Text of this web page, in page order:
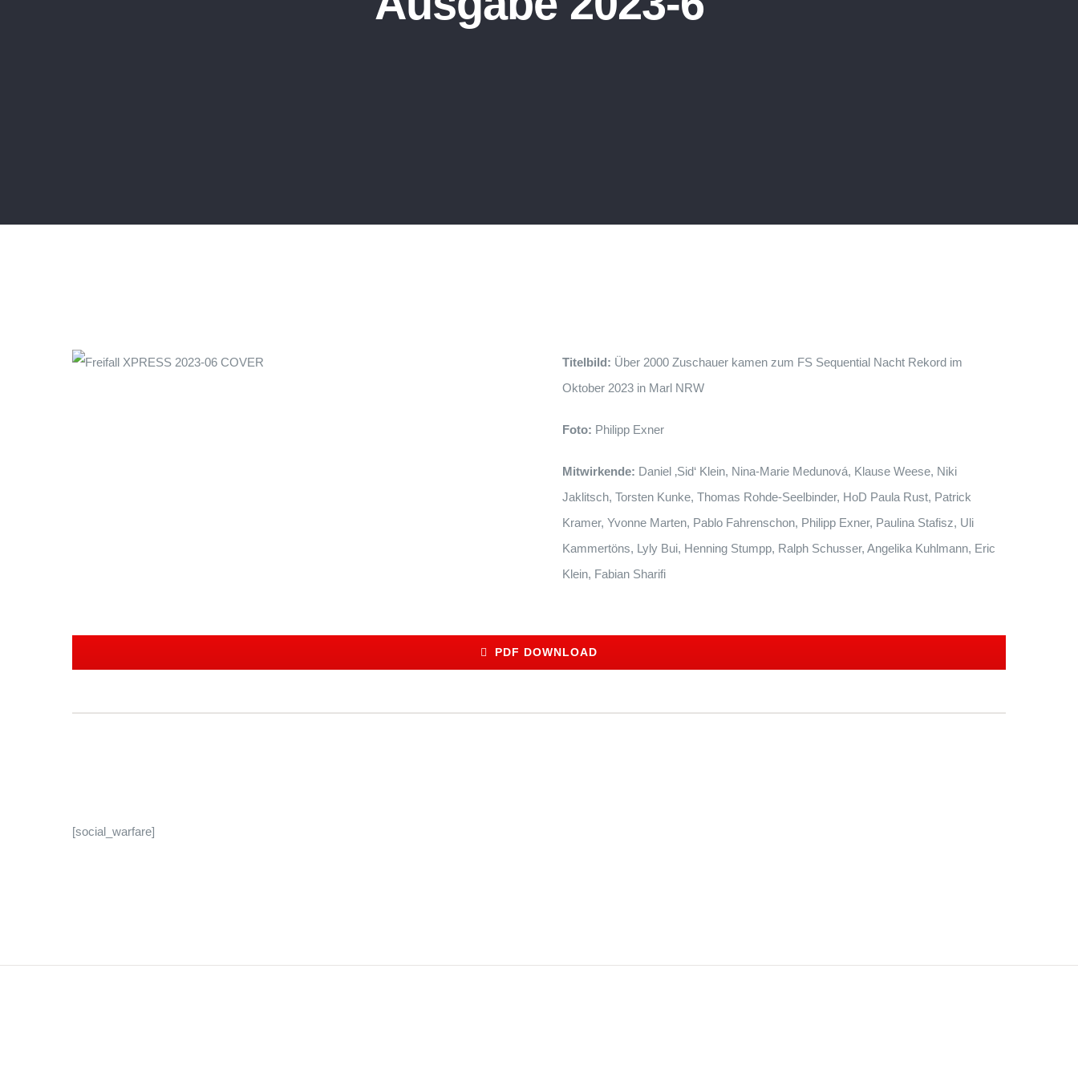
Titelbild: Über 2000 Zuschauer kamen zum FS Sequential Nacht Rekord im
Oktober 2023 in Marl NRW
Foto: Philipp Exner
Mitwirkende: Daniel ‚Sid‘ Klein, Nina-Marie Medunová, Klause Weese, Niki
Jaklitsch, Torsten Kunke, Thomas Rohde-Seelbinder, HoD Paula Rust, Patrick
Kramer, Yvonne Marten, Pablo Fahrenschon, Philipp Exner, Paulina Stafisz, Uli
Kammertöns, Lyly Bui, Henning Stumpp, Ralph Schusser, Angelika Kuhlmann, Eric
Klein, Fabian Sharifi
PDF DOWNLOAD
[social_warfare]